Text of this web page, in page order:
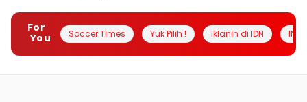
For
You
Soccer Times Yuk Pilih ! Iklanin di IDN